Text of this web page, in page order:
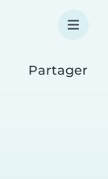
Partager